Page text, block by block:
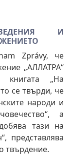
И
Zprávy, че
„АЛЛАТРА“
книгата „На
се твърди, че
народи и
а
тази на
представлява
твърдение.